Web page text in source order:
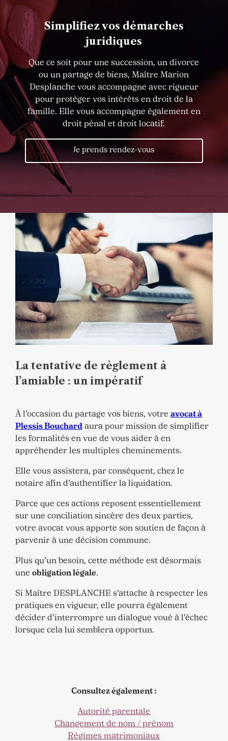
Simplifiez vos démarches
juridiques
Que ce soit pour une succession, un divorce
ou un partage de biens, Maître Marion
Desplanche vous accompagne avec rigueur
pour protéger vos intérêts en droit de la
famille. Elle vous accompagne également en
droit pénal et droit locatif.
Je prends rendez-vous
La tentative de règlement à
l’amiable : un impératif
À l’occasion du partage vos biens, votre avocat à
Plessis Bouchardaura pour mission de simplifier
les formalités en vue de vous aider à en
appréhender les multiples cheminements.
Elle vous assistera, par conséquent, chez le
notaire afin d’authentifier la liquidation.
Parce que ces actions reposent essentiellement
sur une conciliation sincère des deux parties,
votre avocat vous apporte son soutien de façon à
parvenir à une décision commune.
Plus qu’un besoin, cette méthode est désormais
une obligation légale.
Si Maître DESPLANCHE s’attache à respecter les
pratiques en vigueur, elle pourra également
décider d’interrompre un dialogue voué à l’échec
lorsque cela lui semblera opportun.
Consultez également :
Autorité parentale
Changement de nom / prénom
Régimes matrimoniaux